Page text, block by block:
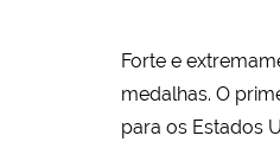
Forte e
medalhas. O
para os Estados